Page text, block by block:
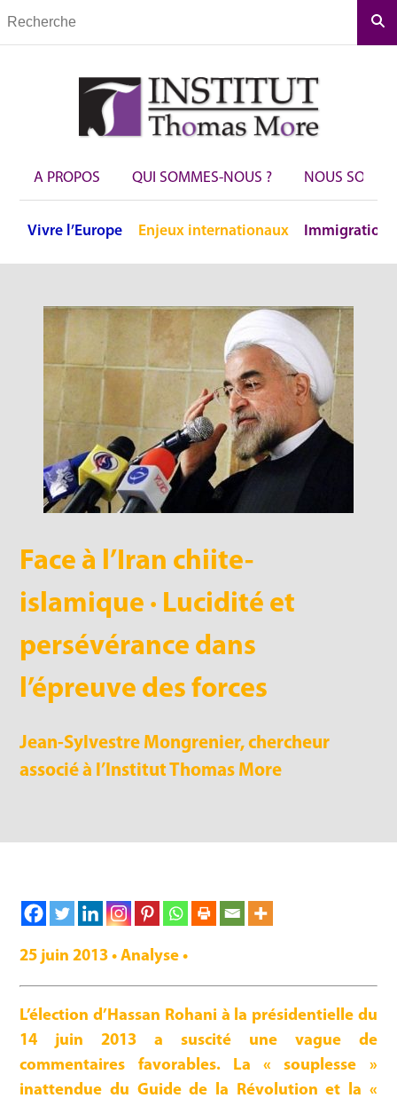
A PROPOS QUI SOMMES-NOUS ? NOUS
Vivre l’Europe Enjeux internationaux Immigration
Face à l’Iran chiite-
islamique · Lucidité et
persévérance dans
l’épreuve des forces
Jean-Sylvestre Mongrenier, chercheur
associé à l’Institut Thomas More
25 juin 2013 • Analyse •
L’élection d’Hassan Rohani à la présidentielle du
14 juin 2013 a suscité une vague de
commentaires favorables. La « souplesse »
inattendue du Guide de la Révolution et la «